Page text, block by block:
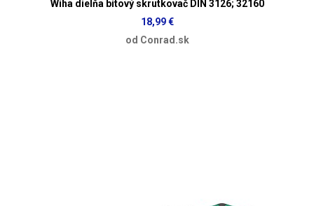
Wiha dielňa bitový skrutkovač DIN 3126; 32160
18,99 €
od Conrad.sk